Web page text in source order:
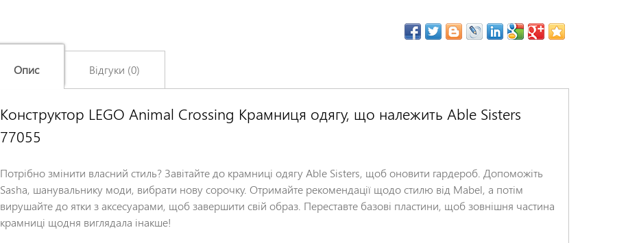
Опис Відгуки (0)
Конструктор LEGO Animal Crossing Крамниця одягу, що належить Able Sisters
77055
Потрібно змінити власний стиль? Завітайте до крамниці одягу Able Sisters, щоб оновити гардероб. Допоможіть
Sasha, шанувальнику моди, вибрати нову сорочку. Отримайте рекомендації щодо стилю від Mabel, а потім
вирушайте до ятки з аксесуарами, щоб завершити свій образ. Переставте базові пластини, щоб зовнішня частина
крамниці щодня виглядала інакше!
Залишіть відгук про цей товар першими
Ім'я
*
Заголовок відгуку